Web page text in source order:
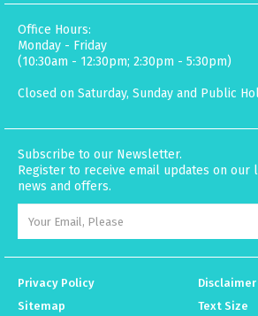
Office Hours:
Monday - Friday
(10:30am - 12:30pm; 2:30pm - 5:30pm)
Closed on Saturday, Sunday and Public
Subscribe to our Newsletter.
Register to receive email updates on our
news and offers.
Privacy Policy
Disclaimer
Sitemap
Text Size